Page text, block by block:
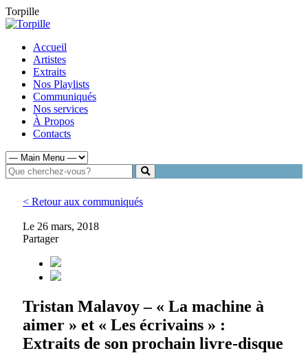
Torpille
Accueil
Artistes
Extraits
Nos Playlists
Communiqués
Nos services
À Propos
Contacts
< Retour aux communiqués
Le 26 mars, 2018
Partager
Tristan Malavoy – « La machine à
aimer » et « Les écrivains » :
Extraits de son prochain livre-disque